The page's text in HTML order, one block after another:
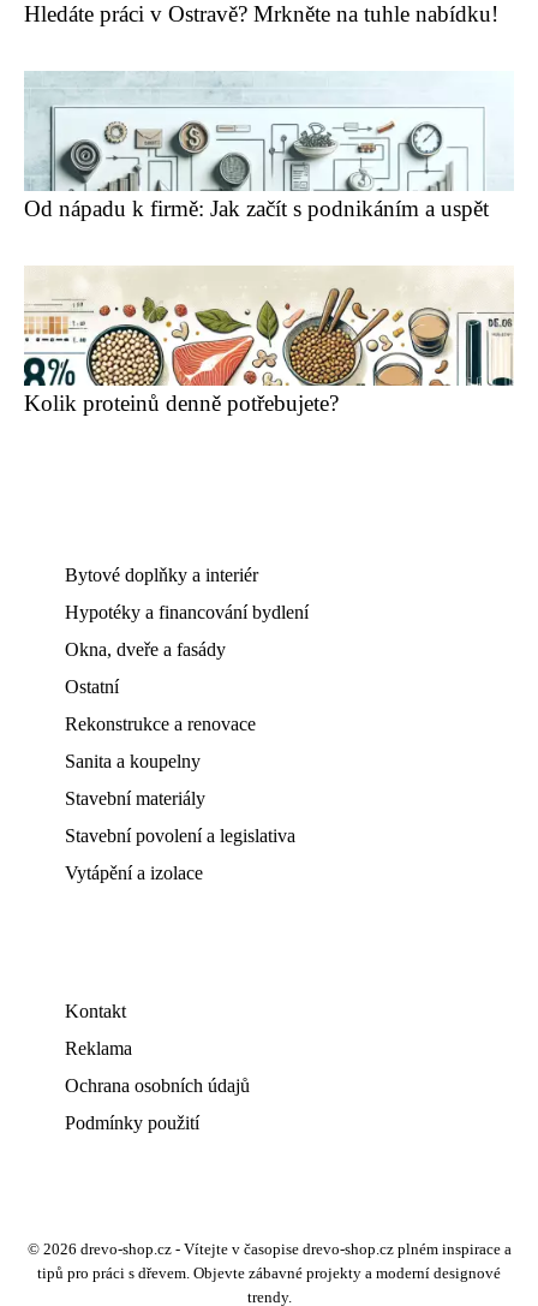
Hledáte práci v Ostravě? Mrkněte na tuhle nabídku!
Od nápadu k firmě: Jak začít s podnikáním a uspět
Kolik proteinů denně potřebujete?
Bytové doplňky a interiér
Hypotéky a financování bydlení
Okna, dveře a fasády
Ostatní
Rekonstrukce a renovace
Sanita a koupelny
Stavební materiály
Stavební povolení a legislativa
Vytápění a izolace
Kontakt
Reklama
Ochrana osobních údajů
Podmínky použití
© 2026 drevo-shop.cz - Vítejte v časopise drevo-shop.cz plném inspirace a
tipů pro práci s dřevem. Objevte zábavné projekty a moderní designové
trendy.